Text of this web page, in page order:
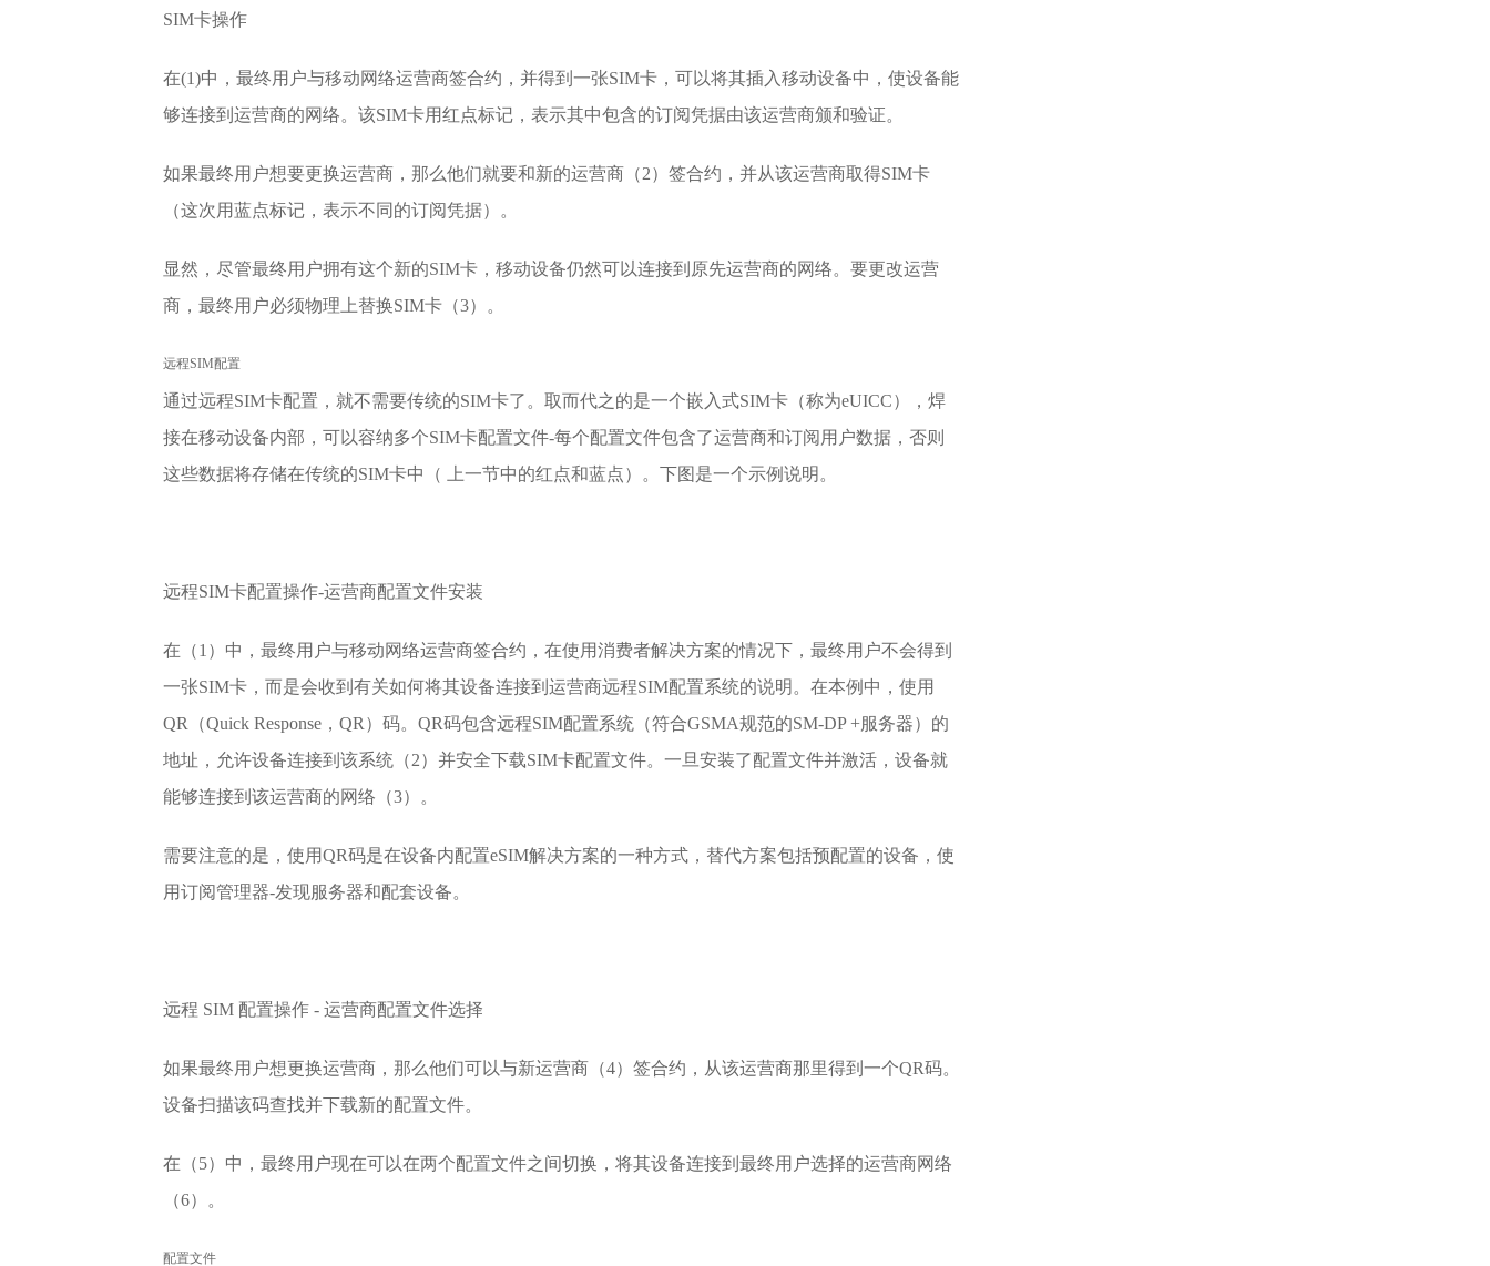
SIM卡操作
在(1)中，最终用户与移动网络运营商签合约，并得到一张SIM卡，可以将其插入移动设备中，使设备能
够连接到运营商的网络。该SIM卡用红点标记，表示其中包含的订阅凭据由该运营商颁和验证。
如果最终用户想要更换运营商，那么他们就要和新的运营商（2）签合约，并从该运营商取得SIM卡
（这次用蓝点标记，表示不同的订阅凭据）。
显然，尽管最终用户拥有这个新的SIM卡，移动设备仍然可以连接到原先运营商的网络。要更改运营
商，最终用户必须物理上替换SIM卡（3）。
远程SIM配置
通过远程SIM卡配置，就不需要传统的SIM卡了。取而代之的是一个嵌入式SIM卡（称为eUICC），焊
接在移动设备内部，可以容纳多个SIM卡配置文件-每个配置文件包含了运营商和订阅用户数据，否则
这些数据将存储在传统的SIM卡中（ 上一节中的红点和蓝点）。下图是一个示例说明。
远程SIM卡配置操作-运营商配置文件安装
在（1）中，最终用户与移动网络运营商签合约，在使用消费者解决方案的情况下，最终用户不会得到
一张SIM卡，而是会收到有关如何将其设备连接到运营商远程SIM配置系统的说明。在本例中，使用
QR（Quick Response，QR）码。QR码包含远程SIM配置系统（符合GSMA规范的SM-DP +服务器）的
地址，允许设备连接到该系统（2）并安全下载SIM卡配置文件。一旦安装了配置文件并激活，设备就
能够连接到该运营商的网络（3）。
需要注意的是，使用QR码是在设备内配置eSIM解决方案的一种方式，替代方案包括预配置的设备，使
用订阅管理器-发现服务器和配套设备。
远程 SIM 配置操作 - 运营商配置文件选择
如果最终用户想更换运营商，那么他们可以与新运营商（4）签合约，从该运营商那里得到一个QR码。
设备扫描该码查找并下载新的配置文件。
在（5）中，最终用户现在可以在两个配置文件之间切换，将其设备连接到最终用户选择的运营商网络
（6）。
配置文件